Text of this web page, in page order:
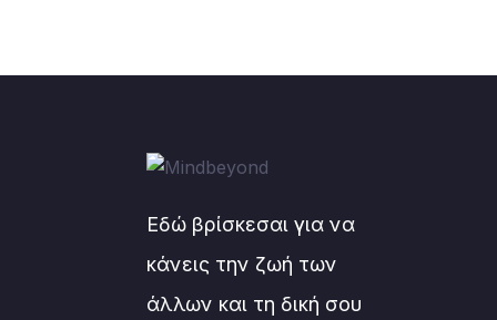
🔴 Εβδομάδα 1 — Το Τσάκρα της Βάσης
Σιγά-σιγά θα αρχίσεις να νιώθεις πιο
🟠 Εβδομάδα 2 — Το Τσάκρα της
Εδώ ξυπνά η χαρά, η δημιουργικότητα
Θα δούμε πώς επιτρέπουμε στον εαυτό
Εδώ βρίσκεσαι για να
κάνεις την ζωή των
άλλων και τη δική σου